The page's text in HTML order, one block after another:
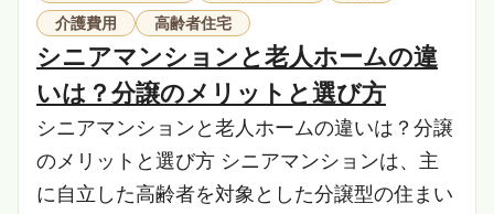
介護費用
高齢者住宅
シニアマンションと老人ホームの違
いは？分譲のメリットと選び方
シニアマンションと老人ホームの違いは？分譲
のメリットと選び方 シニアマンションは、主
に自立した高齢者を対象とした分譲型の住まい